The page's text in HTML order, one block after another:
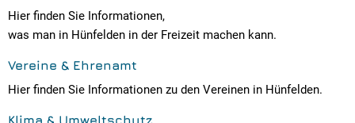
Hier finden Sie Informationen,
was man in Hünfelden in der Freizeit machen kann.
Vereine & Ehrenamt
Hier finden Sie Informationen zu den Vereinen in Hünfelden.
Klima & Umweltschutz